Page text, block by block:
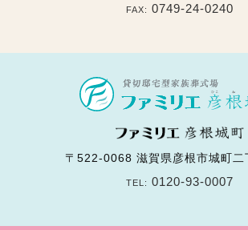
FAX: 0749-24-0240
〒522-0068 滋賀県彦根市城町
TEL: 0120-93-0007